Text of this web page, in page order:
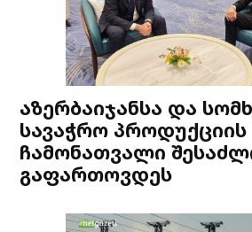
აზერბაიჯანსა და
სავაჭრო პროდუქციის
ჩამონათვალი
გაფართოვდეს